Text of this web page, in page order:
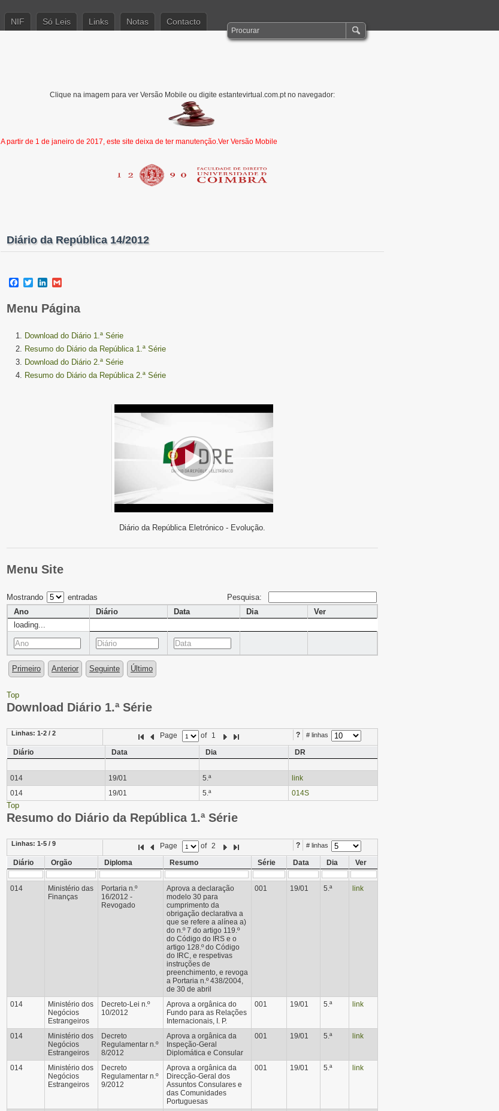
NIF Só Leis Links Notas Contacto
Clique na imagem para ver Versão Mobile ou digite estantevirtual.com.pt no navegador:
A partir de 1 de janeiro de 2017, este site deixa de ter manutenção.Ver Versão Mobile
Diário da República 14/2012
Facebook
TwitterLinkedIn
Menu Página
Download do Diário 1.ª Série
Resumo do Diário da República 1.ª Série
Download do Diário 2.ª Série
Resumo do Diário da República 2.ª Série
Diário da República Eletrónico - Evolução.
Menu Site
Mostrando entradas
Pesquisa:
Ano
Diário Data Dia
Ver
loading...
Primeiro Anterior Seguinte Último
Top
Download Diário 1.ª Série
Linhas: 1-2 / 2 ? # linhas
Page of 1
Diário
Data Dia DR
014 19/01 5.ª
link
014
19/01 5.ª 014S
Top
Resumo do Diário da República 1.ª Série
Linhas: 1-5 / 9 ? # linhas
Page of 2
Diário
Orgão Diploma Resumo Série Data Dia Ver
014
Ministério das
Finanças
Portaria n.º
16/2012 -
Revogado
Aprova a declaração
modelo 30 para
cumprimento da
obrigação declarativa a
que se refere a alínea a)
do n.º 7 do artigo 119.º
do Código do IRS e o
artigo 128.º do Código
do IRC, e respetivas
instruções de
preenchimento, e revoga
a Portaria n.º 438/2004,
de 30 de abril
001 19/01 5.ª link
014
Ministério dos
Negócios
Estrangeiros
Decreto-Lei n.º
10/2012
Aprova a orgânica do
Fundo para as Relações
Internacionais, I. P.
001 19/01 5.ª link
014
Ministério dos
Negócios
Estrangeiros
Decreto
Regulamentar n.º
8/2012
Aprova a orgânica da
Inspeção-Geral
Diplomática e Consular
001 19/01 5.ª link
014
Ministério dos
Negócios
Estrangeiros
Decreto
Regulamentar n.º
9/2012
Aprova a orgânica da
Direcção-Geral dos
Assuntos Consulares e
das Comunidades
Portuguesas
001 19/01 5.ª link